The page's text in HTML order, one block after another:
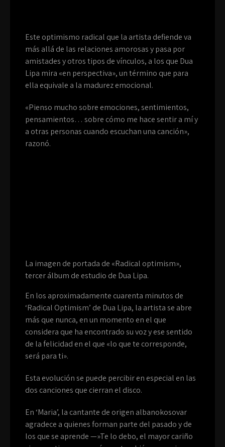
Este optimismo radical que la artista defiende va
más allá de las relaciones amorosas y pasa por
amistades y otros tipos de vínculos, a los que Dua
Lipa mira «en perspectiva», un término que para
ella equivale a la madurez emocional.
«Pienso mucho sobre emociones, sentimientos,
pensamientos… sobre cómo me hace sentir a mí y
a otras personas cuando escuchan una canción»,
razonó.
La imagen de portada de «Radical optimism»,
tercer álbum de estudio de Dua Lipa.
En los aproximadamente cuarenta minutos de
‘Radical Optimism’ de Dua Lipa, la artista se abre
más que nunca, en un momento en el que
considera que ha encontrado su voz y ese sentido
de la felicidad en el que «lo que te corresponde,
será para ti».
Esta evolución se puede percibir en especial en las
dos canciones que cierran el disco.
En ‘Maria’, la cantante de origen albanokosovar
agradece a quienes forman parte del pasado y de
los que se aprende —»Te lo debo, el mayor cariño